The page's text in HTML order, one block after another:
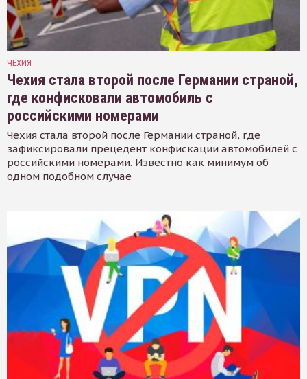
ЧЕХИЯ
Чехия стала второй после Германии страной,
где конфисковали автомобиль с
российскими номерами
Чехия стала второй после Германии страной, где
зафиксировали прецедент конфискации автомобилей с
российскими номерами. Известно как минимум об
одном подобном случае